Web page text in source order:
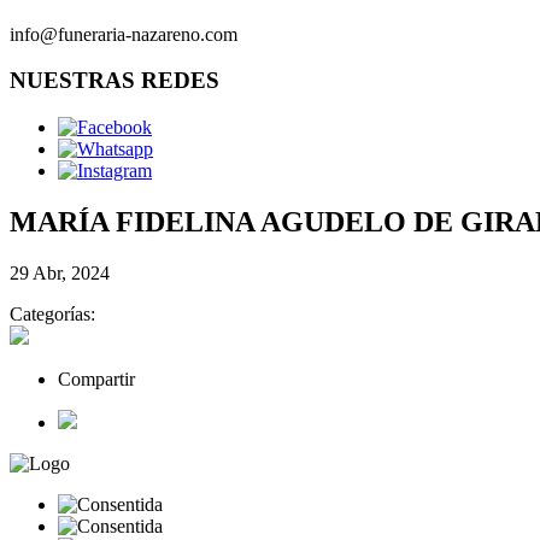
info@funeraria-nazareno.com
NUESTRAS REDES
MARÍA FIDELINA AGUDELO DE
29 Abr, 2024
Categorías:
Compartir